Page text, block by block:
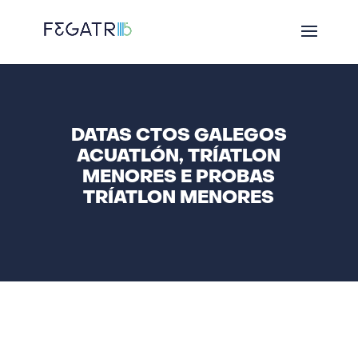
DATAS CTOS GALEGOS
ACUATLÓN, TRÍATLON
MENORES E PROBAS
TRÍATLON MENORES